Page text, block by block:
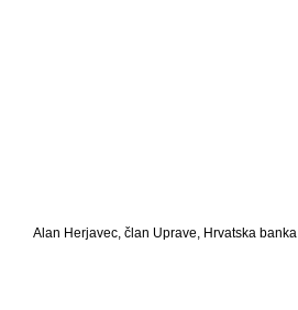
Alan Herjavec, član Uprave, Hrvatska